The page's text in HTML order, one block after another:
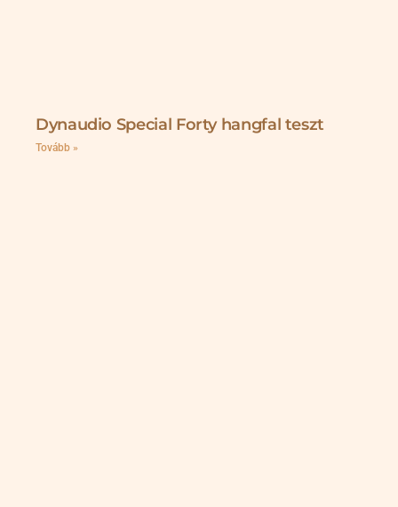
Dynaudio Special Forty hangfal teszt
Tovább »